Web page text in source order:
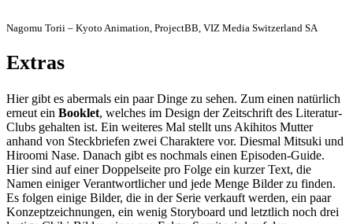
Nagomu Torii – Kyoto Animation, ProjectBB, VIZ Media Switzerland SA
Extras
Hier gibt es abermals ein paar Dinge zu sehen. Zum einen natürlich
erneut ein Booklet, welches im Design der Zeitschrift des Literatur-
Clubs gehalten ist. Ein weiteres Mal stellt uns Akihitos Mutter
anhand von Steckbriefen zwei Charaktere vor. Diesmal Mitsuki und
Hiroomi Nase. Danach gibt es nochmals einen Episoden-Guide.
Hier sind auf einer Doppelseite pro Folge ein kurzer Text, die
Namen einiger Verantwortlicher und jede Menge Bilder zu finden.
Es folgen einige Bilder, die in der Serie verkauft werden, ein paar
Konzeptzeichnungen, ein wenig Storyboard und letztlich noch drei